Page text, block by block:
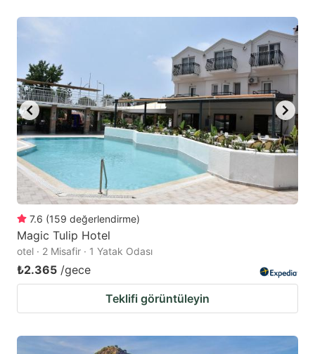
7.6 (159 değerlendirme)
Magic Tulip Hotel
otel · 2 Misafir · 1 Yatak Odası
₺2.365 /gece
Teklifi görüntüleyin